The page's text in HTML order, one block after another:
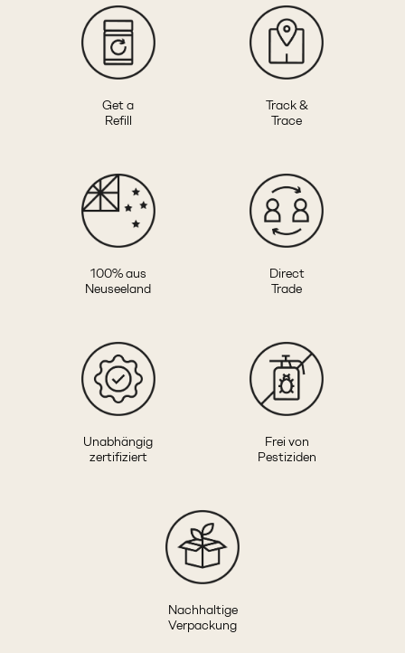
Get a
Refill
Track &
Trace
100% aus
Neuseeland
Direct
Trade
Unabhängig
zertifiziert
Frei von
Pestiziden
Nachhaltige
Verpackung